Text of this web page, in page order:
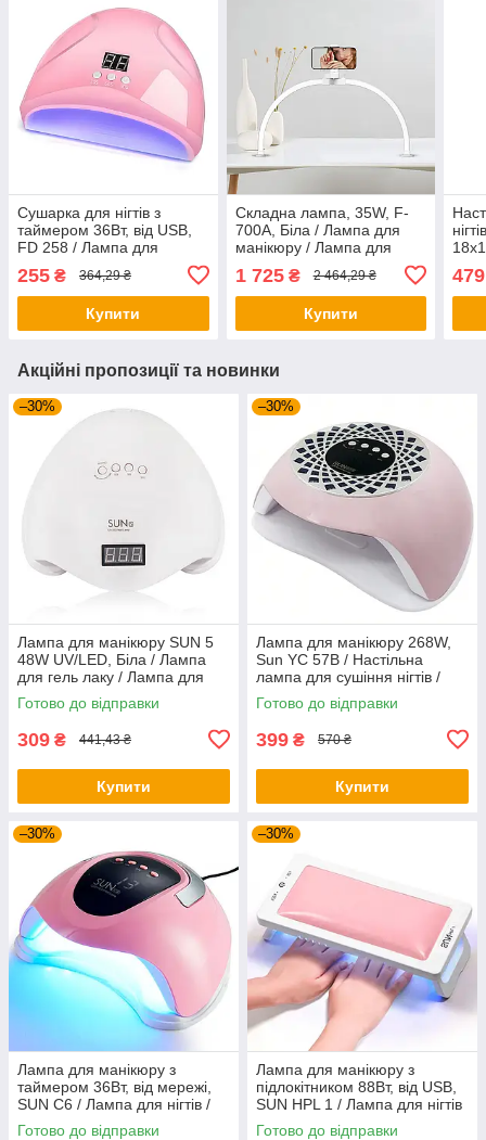
Сушарка для нігтів з
таймером 36Вт, від USB,
FD 258 / Лампа для
нігтів
255 ₴ 364,29 ₴
Купити
Складна лампа, 35W, F-
700A, Біла / Лампа для
манікюру / Лампа для
салону краси / Настільна
LED-лампа з тримачем
для телефону
1 725₴ 2 464,29 ₴
Купити
для
479
Акційні пропозиції та новинки
–30%
Лампа для манікюру SUN 5
48W UV/LED, Біла / Лампа
для гель лаку / Лампа для
полімеризації
Готово до відправки
309 ₴ 441,43 ₴
Купити
–30%
Лампа для манікюру 268W,
Sun YC 57B / Настільна
лампа для сушіння нігтів /
Лампа для гель лаку
Готово до відправки
399 ₴ 570 ₴
Купити
–30%
Лампа для манікюру з
таймером 36Вт, від мережі,
SUN C6 / Лампа для нігтів /
Сушарка для нігтів
Готово до відправки
–30%
Лампа для манікюру з
підлокітником 88Вт, від USB,
SUN HPL 1 / Лампа для нігтів
/ Лампа для гель лаку
Готово до відправки